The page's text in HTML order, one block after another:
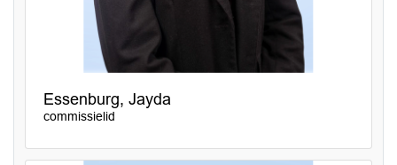
Essenburg, Jayda
commissielid